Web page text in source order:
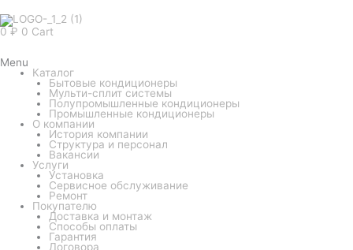
0 ₽ 0 Cart
Menu
Каталог
Бытовые кондиционеры
Мульти-сплит системы
Полупромышленные кондиционеры
Промышленные кондиционеры
О компании
История компании
Структура и персонал
Вакансии
Услуги
Установка
Сервисное обслуживание
Ремонт
Покупателю
Доставка и монтаж
Способы оплаты
Гарантия
Договора